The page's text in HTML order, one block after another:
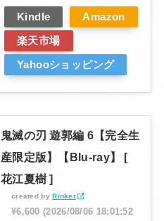
Kindle Amazon
楽天市場
Yahooショッピング
鬼滅の刃 遊郭編 6【完全生
産限定版】【Blu-ray】 [
花江夏樹 ]
created by Rinker
¥6,600 (2026/08/06 18:01:52